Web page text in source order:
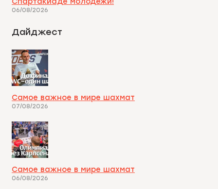
06/08/2026
Дайджест
Самое важное в мире шахмат
07/08/2026
Самое важное в мире шахмат
06/08/2026